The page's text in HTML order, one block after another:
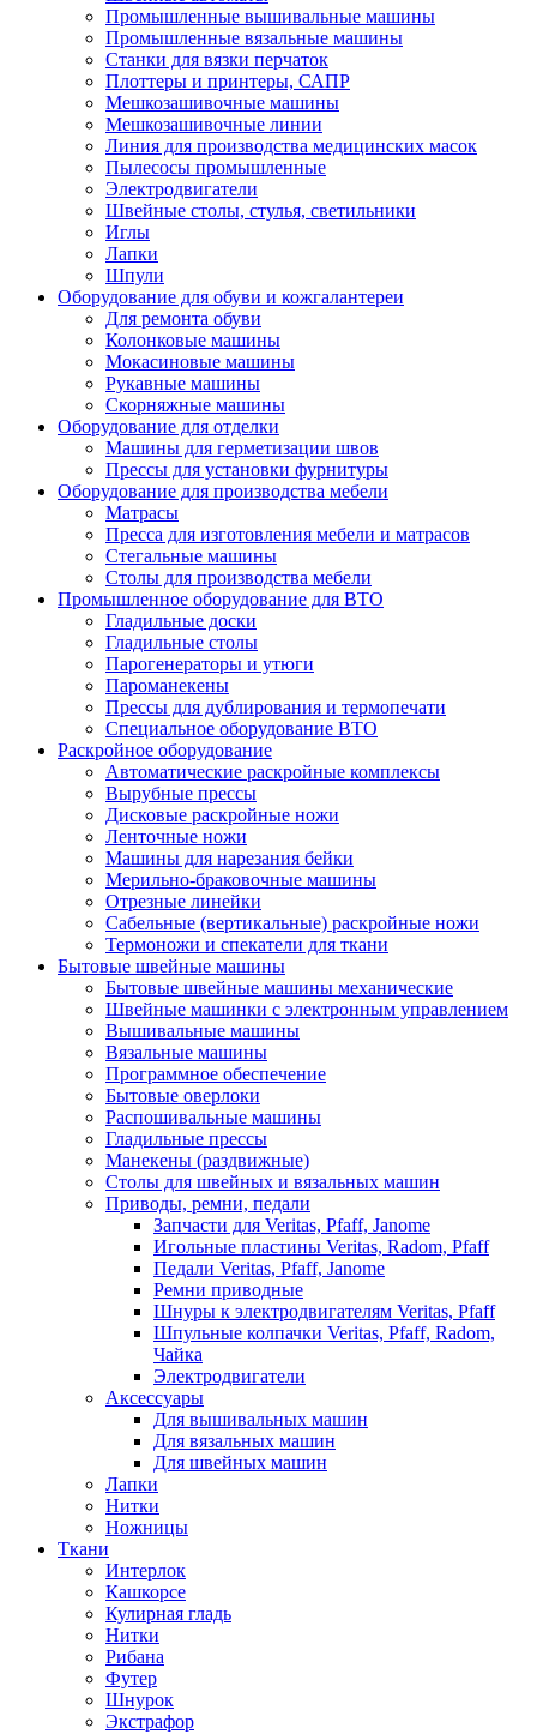
Промышленные вышивальные машины
Промышленные вязальные машины
Станки для вязки перчаток
Плоттеры и принтеры, САПР
Мешкозашивочные машины
Мешкозашивочные линии
Линия для производства медицинских масок
Пылесосы промышленные
Электродвигатели
Швейные столы, стулья, светильники
Иглы
Лапки
Шпули
Оборудование для обуви и кожгалантереи
Для ремонта обуви
Колонковые машины
Мокасиновые машины
Рукавные машины
Скорняжные машины
Оборудование для отделки
Машины для герметизации швов
Прессы для установки фурнитуры
Оборудование для производства мебели
Матрасы
Пресса для изготовления мебели и матрасов
Стегальные машины
Столы для производства мебели
Промышленное оборудование для ВТО
Гладильные доски
Гладильные столы
Парогенераторы и утюги
Пароманекены
Прессы для дублирования и термопечати
Специальное оборудование ВТО
Раскройное оборудование
Автоматические раскройные комплексы
Вырубные прессы
Дисковые раскройные ножи
Ленточные ножи
Машины для нарезания бейки
Мерильно-браковочные машины
Отрезные линейки
Сабельные (вертикальные) раскройные ножи
Термоножи и спекатели для ткани
Бытовые швейные машины
Бытовые швейные машины механические
Швейные машинки с электронным управлением
Вышивальные машины
Вязальные машины
Программное обеспечение
Бытовые оверлоки
Распошивальные машины
Гладильные прессы
Манекены (раздвижные)
Столы для швейных и вязальных машин
Приводы, ремни, педали
Запчасти для Veritas, Pfaff, Janome
Игольные пластины Veritas, Radom, Pfaff
Педали Veritas, Pfaff, Janome
Ремни приводные
Шнуры к электродвигателям Veritas, Pfaff
Шпульные колпачки Veritas, Pfaff, Radom,
Чайка
Электродвигатели
Аксессуары
Для вышивальных машин
Для вязальных машин
Для швейных машин
Лапки
Нитки
Ножницы
Ткани
Интерлок
Кашкорсе
Кулирная гладь
Нитки
Рибана
Футер
Шнурок
Экстрафор